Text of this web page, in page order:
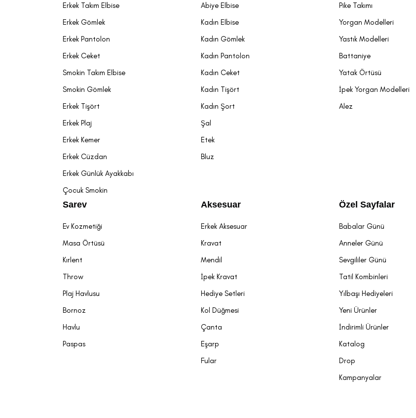
Erkek Takım Elbise
Erkek Gömlek
Erkek Pantolon
Erkek Ceket
Smokin Takım Elbise
Smokin Gömlek
Erkek Tişört
Erkek Plaj
Erkek Kemer
Erkek Cüzdan
Erkek Günlük Ayakkabı
Çocuk Smokin
Abiye Elbise
Kadın Elbise
Kadın Gömlek
Kadın Pantolon
Kadın Ceket
Kadın Tişört
Kadın Şort
Şal
Etek
Bluz
Pike Takımı
Yorgan Modelleri
Yastık Modelleri
Battaniye
Yatak Örtüsü
İpek Yorgan Modelleri
Alez
Sarev
Ev Kozmetiği
Masa Örtüsü
Kırlent
Throw
Plaj Havlusu
Bornoz
Havlu
Paspas
Aksesuar
Erkek Aksesuar
Kravat
Mendil
İpek Kravat
Hediye Setleri
Kol Düğmesi
Çanta
Eşarp
Fular
Özel Sayfalar
Babalar Günü
Anneler Günü
Sevgililer Günü
Tatil Kombinleri
Yılbaşı Hediyeleri
Yeni Ürünler
İndirimli Ürünler
Katalog
Drop
Kampanyalar